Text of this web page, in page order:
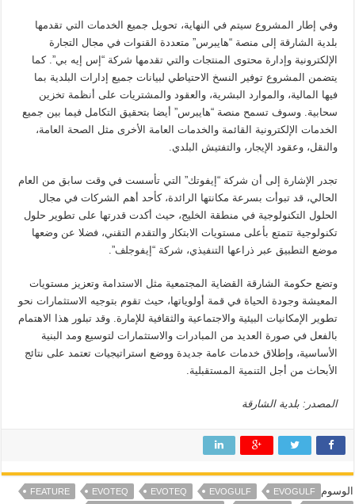
وفي إطار المشروع سيتم في النهاية، تحويل جميع الخدمات التي تقدمها
بلدية الشارقة إلى منصة “هایبرس” متعددة القنوات في مجال التجارة
الإلكترونية وإدارة محتوى المنتجات والتي تقدمها شركة “إس إيه بي”. كما
يتضمن المشروع توفير النسخ الاحتياطي لبيانات جميع إدارات البلدیة بما
فيها المالية، والموارد البشرية، والعقود والمشتريات على أنظمة تخزين
سحابية. وسوف تسمح منصة “هایبرس” أيضا بتحقيق التكامل فيما بين جميع
الخدمات الإلكترونية القائمة والخدمات العامة الأخرى مثل الصحة العامة،
والنقل، وعقود الإيجار، والتفتيش البلدي.
تجدر الإشارة إلى أن شركة “إیفوتك” التي تأسست في وقت سابق من العام
الحالي، قد تبوأت بسرعة مكانتها الرائدة، كأحد أهم الشركات في مجال
الحلول التكنولوجية في منطقة الخليج، حيث أكدت قدرتها على تطوير حلول
تكنولوجية تتمتع بأعلى مستويات الابتكار والتقدم التقني، فضلا عن وضعها
موضع التطبيق عبر ذراعها التنفيذي، شركة “إیفوجلف”.
وتضع حكومة الشارقة القضاية المجتمعية مثل الاستدامة وتعزيز مستويات
المعيشة وجودة الحياة في قمة أولوياتها، حيث تقوم بتوجيه الاستثمارات نحو
تطوير الإمكانيات البيئية والاجتماعية والثقافية للإمارة. وقد تبلور هذا الاهتمام
بالفعل في صورة العديد من المبادرات والاستثمارات لتوسيع ومد البنية
الأساسية، وإطلاق خدمات عامة جديدة ووضع استراتيجيات تعتمد على نتائج
الأبحاث من أجل التنمية المستقبلية.
المصدر: بلدية الشارقة
الوسوم EVOGULF
EVOGULF
EVOTEQ
EVOTEQ
FEATURE